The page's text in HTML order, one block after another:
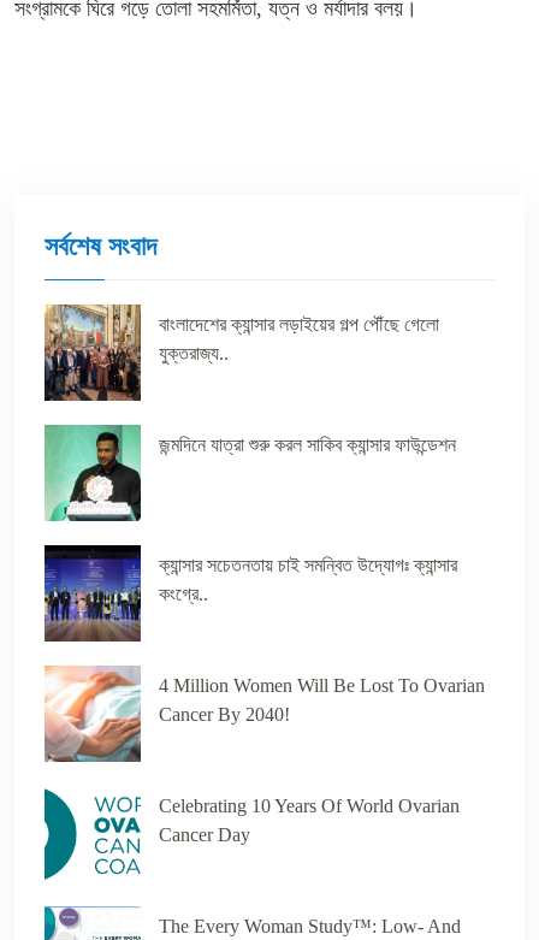
সংগ্রামকে ঘিরে গড়ে তোলা সহমর্মিতা, যত্ন ও মর্যাদার বলয়।
সর্বশেষ সংবাদ
বাংলাদেশের ক্যান্সার লড়াইয়ের গল্প পৌঁছে গেলো
যুক্তরাজ্য..
জন্মদিনে যাত্রা শুরু করল সাকিব ক্যান্সার ফাউন্ডেশন
ক্যান্সার সচেতনতায় চাই সমন্বিত উদ্যোগঃ ক্যান্সার
কংগ্রে..
4 Million Women Will Be Lost To Ovarian
Cancer By 2040!
Celebrating 10 Years Of World Ovarian
Cancer Day
The Every Woman Study™️: Low- And